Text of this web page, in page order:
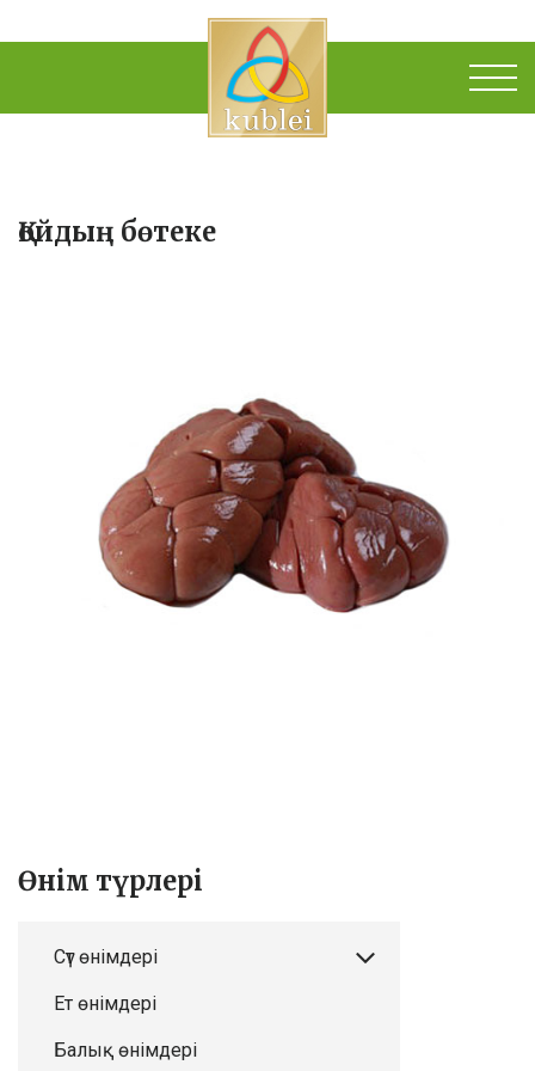
Қойдың бөтеке
Өнім түрлері
Сүт өнімдері
Ет өнімдері
Балық өнімдері